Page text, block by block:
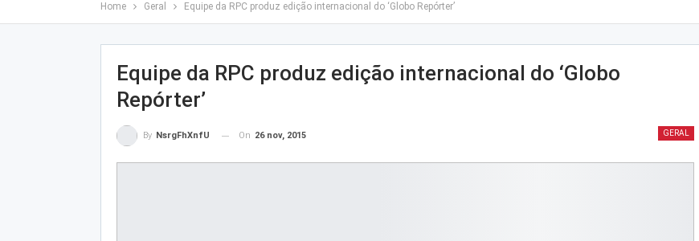
Home Geral Equipe da RPC produz edição internacional do ‘Globo Repórter’
Equipe da RPC produz edição internacional do ‘Globo
Repórter’
GERAL
By NsrgFhXnfU On 26 nov, 2015